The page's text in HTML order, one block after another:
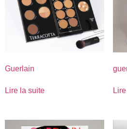
Guerlain
Lire la suite